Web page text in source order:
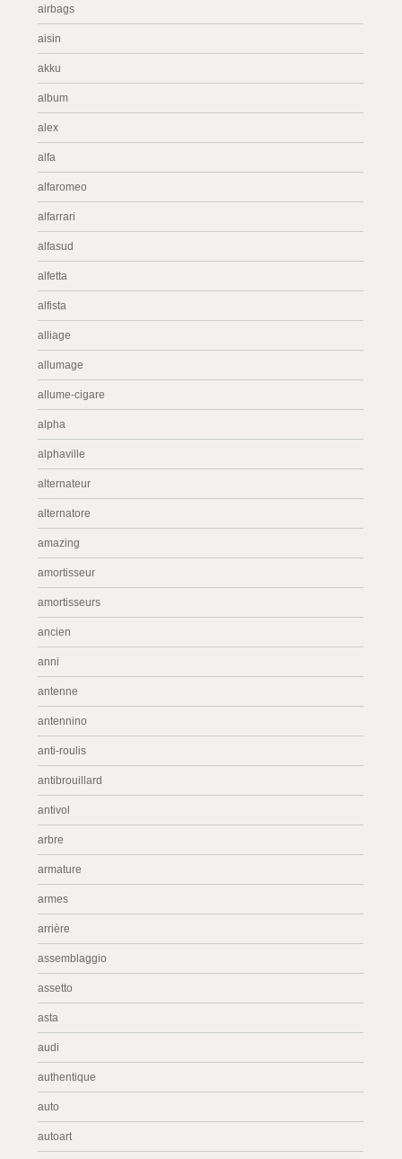
airbags
aisin
akku
album
alex
alfa
alfaromeo
alfarrari
alfasud
alfetta
alfista
alliage
allumage
allume-cigare
alpha
alphaville
alternateur
alternatore
amazing
amortisseur
amortisseurs
ancien
anni
antenne
antennino
anti-roulis
antibrouillard
antivol
arbre
armature
armes
arrière
assemblaggio
assetto
asta
audi
authentique
auto
autoart